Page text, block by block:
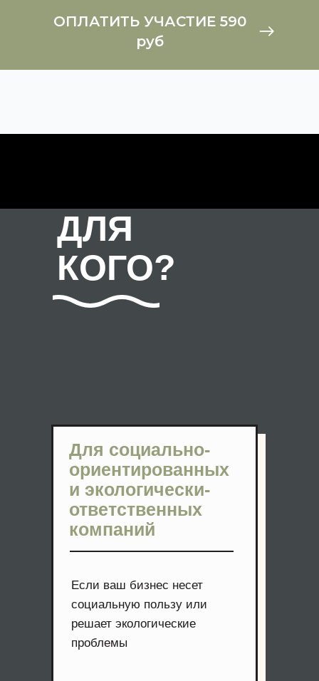
ОПЛАТИТЬ УЧАСТИЕ 590
руб
ДЛЯ
КОГО?
Если ваш бизнес несет
социальную пользу или
решает экологические
проблемы
Для социально-
ориентированных
и экологически-
ответственных
компаний